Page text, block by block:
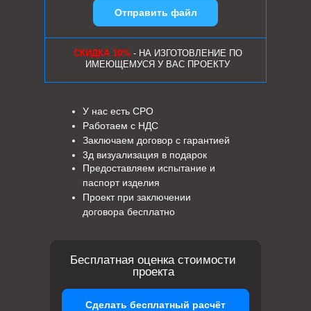
СКИДКА 10%- НА ИЗГОТОВЛЕНИЕ ПО
ИМЕЮЩЕМУСЯ У ВАС ПРОЕКТУ
Предоставляем испытание и
паспорт изделия
Проект при заключении
договора бесплатно
У нас есть СРО
Работаем с НДС
Заключаем договор с гарантией
3д визуализация в подарок
Отправить файл
Бесплатная оценка стоимости
проекта
Сделать бесплатный расчёт